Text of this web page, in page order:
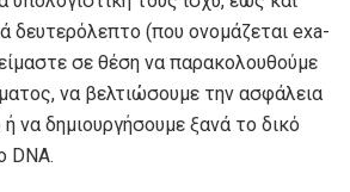
δευτερόλεπτο (που ονομάζεται exa-
σε θέση να παρακολουθούμε
να βελτιώσουμε την ασφάλεια
να δημιουργήσουμε ξανά το δικό
DNA.